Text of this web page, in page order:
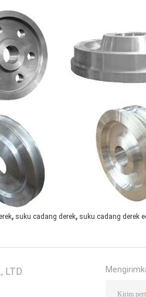
, suku cadang derek, suku cadang derek
LTD.